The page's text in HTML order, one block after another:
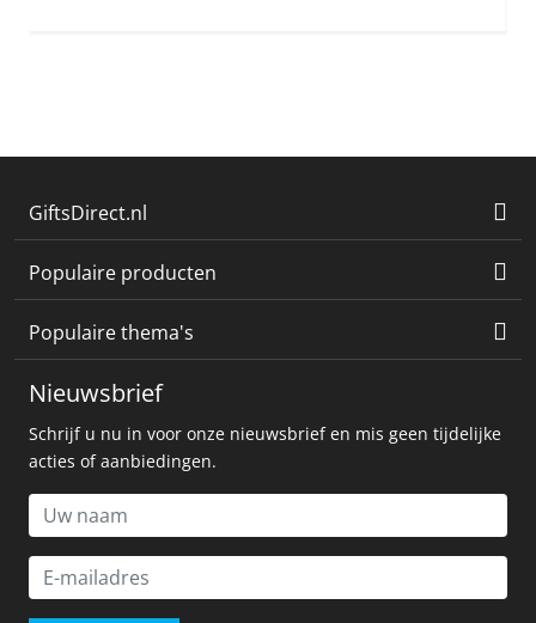
GiftsDirect.nl
Populaire producten
Populaire thema's
Nieuwsbrief
Schrijf u nu in voor onze nieuwsbrief en mis geen tijdelijke
acties of aanbiedingen.